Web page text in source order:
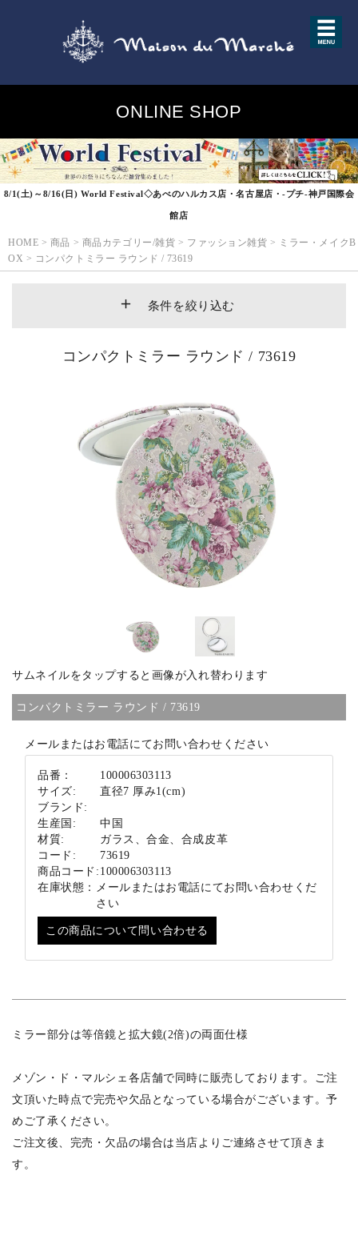
ONLINE SHOP
8/1(土)～8/16(日) World Festival◇あべのハルカス店・名古屋店・-プチ-神戸国際会
館店
HOME > 商品 > 商品カテゴリー/雑貨 > ファッション雑貨 > ミラー・メイクB
OX > コンパクトミラー ラウンド / 73619
条件を絞り込む
ピックアップ商品
商品カテゴリー/家具
商品カテゴリー/雑貨
カラー
ブランド
コンパクトミラー ラウンド / 73619
サムネイルをタップすると画像が入れ替わります
コンパクトミラー ラウンド / 73619
メールまたはお電話にてお問い合わせください
品番：
100006303113
サイズ:
直径7 厚み1(cm)
ブランド:
生産国:
中国
材質:
ガラス、合金、合成皮革
コード:
73619
商品コード: 100006303113
在庫状態：
メールまたはお電話にてお問い合わせくだ
さい
この商品について問い合わせる
ミラー部分は等倍鏡と拡大鏡(2倍)の両面仕様
メゾン・ド・マルシェ各店舗で同時に販売しております。ご注
文頂いた時点で完売や欠品となっている場合がございます。予
めご了承ください。
ご注文後、完売・欠品の場合は当店よりご連絡させて頂きま
す。